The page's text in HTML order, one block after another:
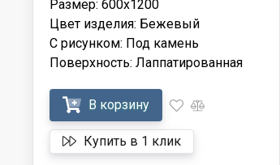
Размер: 600x1200
Цвет изделия: Бежевый
С рисунком: Под камень
Поверхность: Лаппатированная
В корзину
Купить в 1 клик